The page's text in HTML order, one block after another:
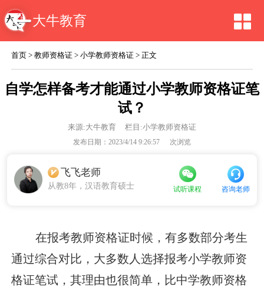
大牛教育
首页 >教师资格证 >小学教师资格证 > 正文
自学怎样备考才能通过小学教师资格证笔
试？
来源:大牛教育 栏目:小学教师资格证
发布日期：2023/4/14 9:26:57 次浏览
飞飞老师
从教8年，汉语教育硕士 试听课程 咨询老师
在报考教师资格证时候，有多数部分考生
通过综合对比，大多数人选择报考小学教师资
格证笔试，其理由也很简单，比中学教师资格